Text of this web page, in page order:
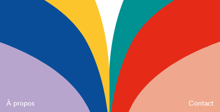
À propos
Contact